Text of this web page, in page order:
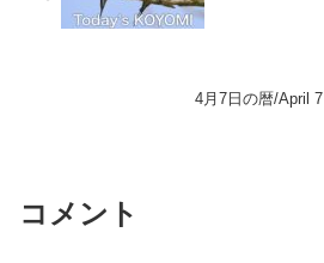
4月7日の暦/April 7
コメント